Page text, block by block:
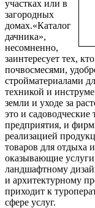
участках или в
загородных
домах.«Каталог
дачника»,
несомненно,
заинтересует тех,
почвосмесями,
стройматериалами
техникой и
земли и уходе за
это и
предприятия, и
реализацией
товаров для отдыха
оказывающие
ландшафтному
и архитектурному
приходит к
сфере услуг.